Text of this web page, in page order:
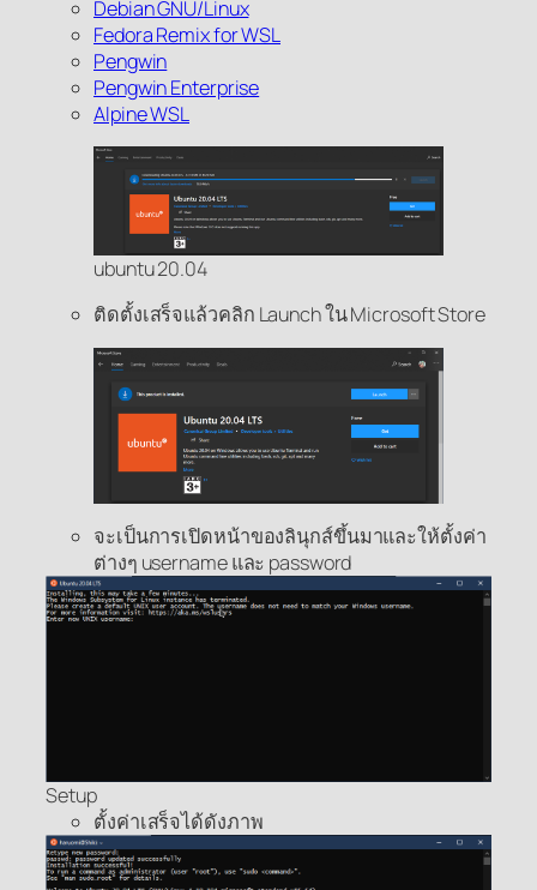
Debian GNU/Linux
Fedora Remix for WSL
Pengwin
Pengwin Enterprise
Alpine WSL
ubuntu 20.04
ติดตั้งเสร็จแล้วคลิก Launch ใน Microsoft Store
จะเป็นการเปิดหน้าของลินุกส์ขึ้นมาและให้ตั้งค่า
ต่างๆ username และ password
Setup
ตั้งค่าเสร็จได้ดังภาพ